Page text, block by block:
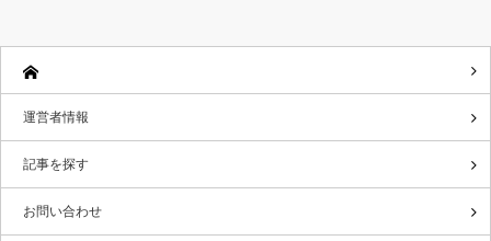
運営者情報
記事を探す
お問い合わせ